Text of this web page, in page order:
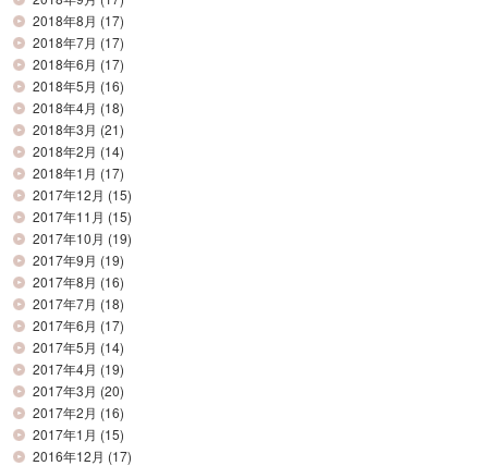
2018年8月 (17)
2018年7月 (17)
2018年6月 (17)
2018年5月 (16)
2018年4月 (18)
2018年3月 (21)
2018年2月 (14)
2018年1月 (17)
2017年12月 (15)
2017年11月 (15)
2017年10月 (19)
2017年9月 (19)
2017年8月 (16)
2017年7月 (18)
2017年6月 (17)
2017年5月 (14)
2017年4月 (19)
2017年3月 (20)
2017年2月 (16)
2017年1月 (15)
2016年12月 (17)